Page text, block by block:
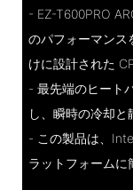
- EZ-T600PRO
のパフォーマンス
けに設計された
- 最先端のヒート
し、瞬時の冷却と
- この製品は、
ラットフォームに